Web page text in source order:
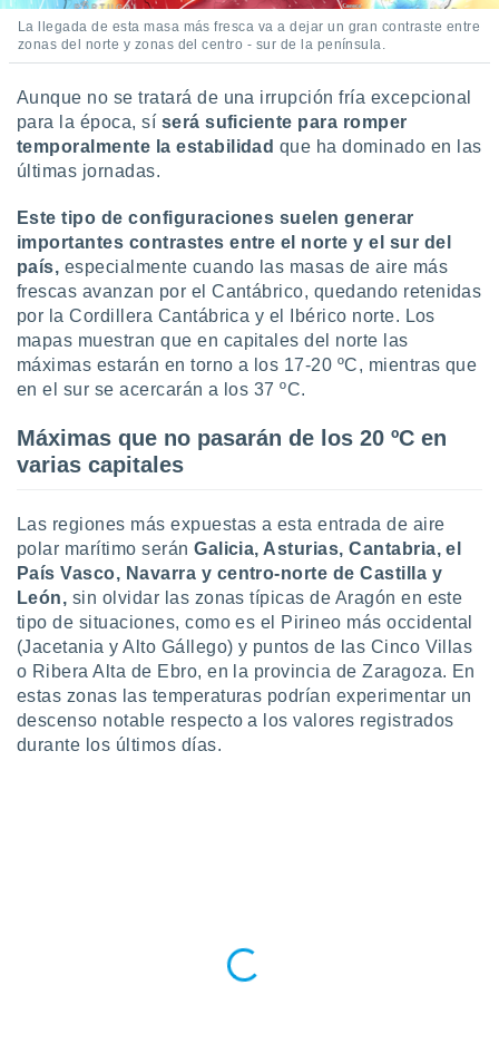
utilizar
crear un
uso de
medir el
de la
el
del
a través
de
de
de
uso de
e
mediante
publicidad
publicidad
de
La llegada de esta masa más fresca va a dejar un gran contraste entre
zonas del norte y zonas del centro - sur de la península.
Aunque no se tratará de una irrupción fría excepcional
para la época, sí será suficiente para romper
temporalmente la estabilidad que ha dominado en las
últimas jornadas.
Este tipo de configuraciones suelen generar
importantes contrastes entre el norte y el sur del
país, especialmente cuando las masas de aire más
frescas avanzan por el Cantábrico, quedando retenidas
por la Cordillera Cantábrica y el Ibérico norte. Los
mapas muestran que en capitales del norte las
máximas estarán en torno a los 17-20 ºC, mientras que
en el sur se acercarán a los 37 ºC.
Máximas que no pasarán de los 20 ºC en
varias capitales
Las regiones más expuestas a esta entrada de aire
polar marítimo seránGalicia, Asturias, Cantabria, el
País Vasco, Navarra y centro-norte de Castilla y
León, sin olvidar las zonas típicas de Aragón en este
tipo de situaciones, como es el Pirineo más occidental
(Jacetania y Alto Gállego) y puntos de las Cinco Villas
o Ribera Alta de Ebro, en la provincia de Zaragoza. En
estas zonas las temperaturas podrían experimentar un
descenso notable respecto a los valores registrados
durante los últimos días.